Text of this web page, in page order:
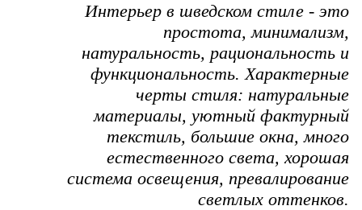
Интерьер в шведском стиле - это
простота, минимализм,
натуральность, рациональность и
функциональность. Характерные
черты стиля: натуральные
материалы, уютный фактурный
текстиль, большие окна, много
естественного света, хорошая
система освещения, превалирование
светлых оттенков.